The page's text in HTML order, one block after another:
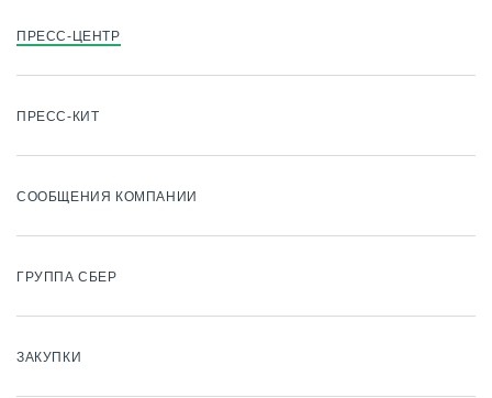
ПРЕСС-ЦЕНТР
ПРЕСС-КИТ
СООБЩЕНИЯ КОМПАНИИ
ГРУППА СБЕР
ЗАКУПКИ